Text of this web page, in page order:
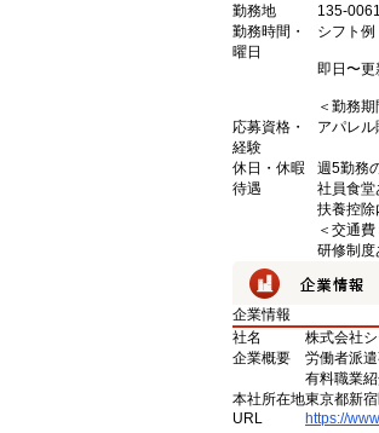
勤務地
135-
勤務時間・
曜日
シフト
即日〜更
＜勤務
応募資格・
経験
アパレ
休日・休暇
週5勤務
待遇
社員食堂
扶養控除
＜交通
研修制度
企業情報
社名
株式会社
企業概要
労働者派
有料職業
本社所在地東京都新
URL
https://